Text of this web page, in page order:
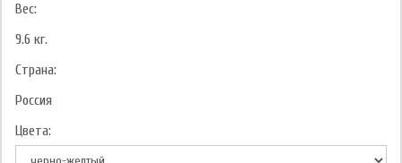
Вес:
9.6 кг.
Страна:
Россия
Цвета: